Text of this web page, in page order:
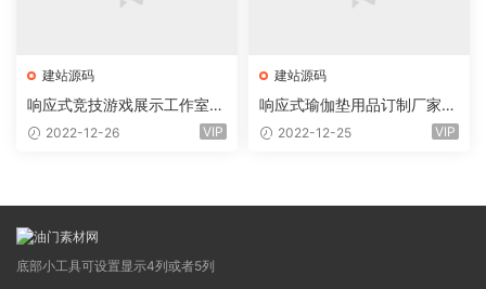
建站源码
响应式竞技游戏展示工作室网
站eyoucms易优模板(pc+wa
2022-12-26 VIP
建站源码
响应式瑜伽垫用品订制厂家网
站eyoucms易优模板(pc+wa
2022-12-25 VIP
底部小工具可设置显示4列或者5列